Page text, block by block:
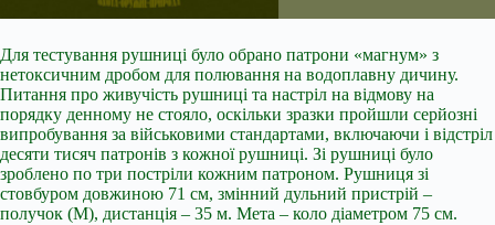
Для тестування рушниці було обрано патрони «магнум» з
нетоксичним дробом для полювання на водоплавну дичину.
Питання про живучість рушниці та настріл на відмову на
порядку денному не стояло, оскільки зразки пройшли серйозні
випробування за військовими стандартами, включаючи і відстріл
десяти тисяч патронів з кожної рушниці. Зі рушниці було
зроблено по три постріли кожним патроном. Рушниця зі
стовбуром довжиною 71 см, змінний дульний пристрій –
получок (М), дистанція – 35 м. Мета – коло діаметром 75 см.